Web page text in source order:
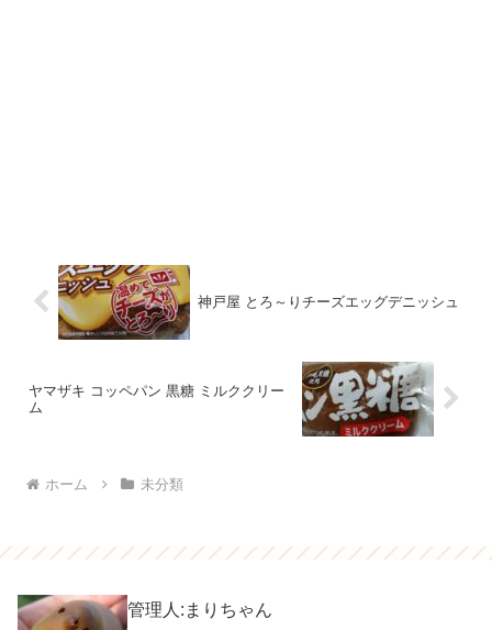
神戸屋 とろ～りチーズエッグデニッシュ
ヤマザキ コッペパン 黒糖 ミルククリー
ム
ホーム 未分類
管理人:まりちゃん